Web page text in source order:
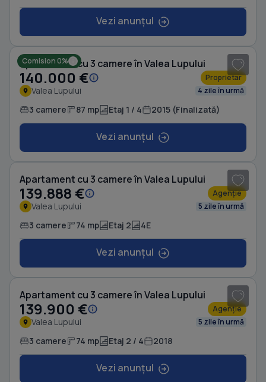
Vezi anunțul
Comision 0%
Apartament cu 3 camere în Valea Lupului
140.000 € Proprietar
Valea Lupului 4 zile în urmă
3 camere 87 mp Etaj 1 / 4 2015 (Finalizată)
Vezi anunțul
Apartament cu 3 camere în Valea Lupului
139.888 € Agenție
Valea Lupului 5 zile în urmă
3 camere 74 mp Etaj 2 4E
Vezi anunțul
Apartament cu 3 camere în Valea Lupului
139.900 € Agenție
Valea Lupului 5 zile în urmă
3 camere 74 mp Etaj 2 / 4 2018
Vezi anunțul